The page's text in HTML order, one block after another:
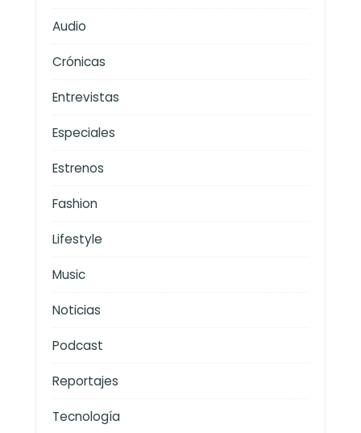
Audio
Crónicas
Entrevistas
Especiales
Estrenos
Fashion
Lifestyle
Music
Noticias
Podcast
Reportajes
Tecnología